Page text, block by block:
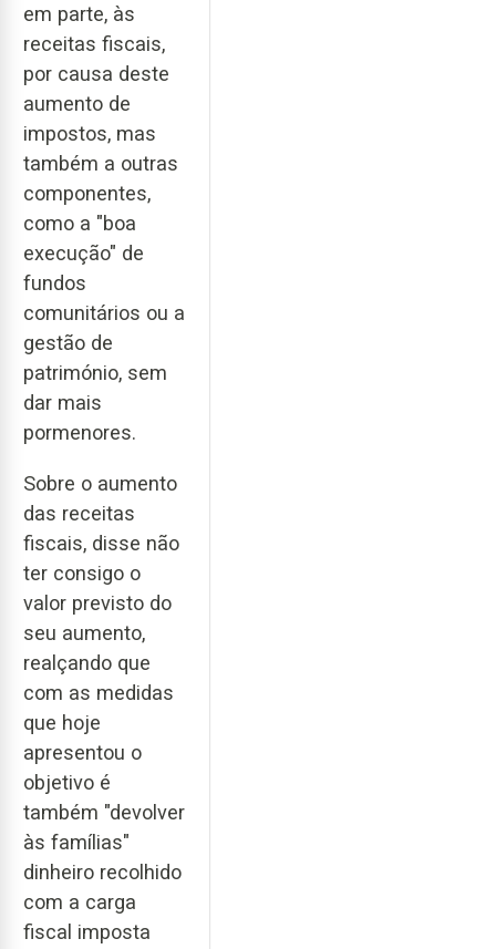
em parte, às
receitas fiscais,
por causa deste
aumento de
impostos, mas
também a outras
componentes,
como a "boa
execução" de
fundos
comunitários ou a
gestão de
património, sem
dar mais
pormenores.
Sobre o aumento
das receitas
fiscais, disse não
ter consigo o
valor previsto do
seu aumento,
realçando que
com as medidas
que hoje
apresentou o
objetivo é
também "devolver
às famílias"
dinheiro recolhido
com a carga
fiscal imposta